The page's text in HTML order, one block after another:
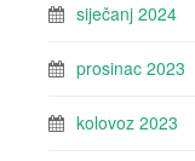
siječanj 2024
prosinac 2023
kolovoz 2023